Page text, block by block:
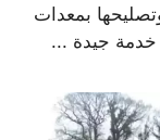
بمعدات
خدمة جيدة ...